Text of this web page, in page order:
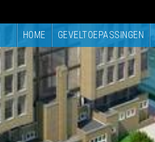
HOME GEVELTOEPASSINGEN